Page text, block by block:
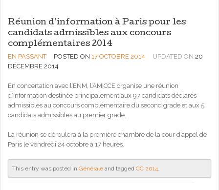
Réunion d’information à Paris pour les
candidats admissibles aux concours
complémentaires 2014
EN PASSANT POSTED ON 17 OCTOBRE 2014 UPDATED ON 20
DÉCEMBRE 2014
En concertation avec l’ENM, l’AMICCE organise une réunion
d’information destinée principalement aux 97 candidats déclarés
admissibles au concours complémentaire du second grade et aux 5
candidats admissibles au premier grade.
La réunion se déroulera à la première chambre de la cour d’appel de
Paris le vendredi 24 octobre à 17 heures.
This entry was posted in Générale and tagged CC 2014.